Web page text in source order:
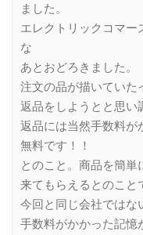
ました。
エレクトリックコマー
な
あとおどろきました。
注文の品が描いていた
返品をしようとと思い
返品には当然手数料が
無料です！！
とのこと。商品を簡単
来てもらえるとのこと
今回と同じ会社ではな
手数料がかかった記憶